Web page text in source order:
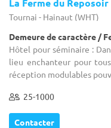
La Ferme du Reposoir
Tournai - Hainaut (WHT)
Demeure de caractère /
Hôtel pour séminaire :
lieu enchanteur pour
réception modulables
25-1000
Contacter